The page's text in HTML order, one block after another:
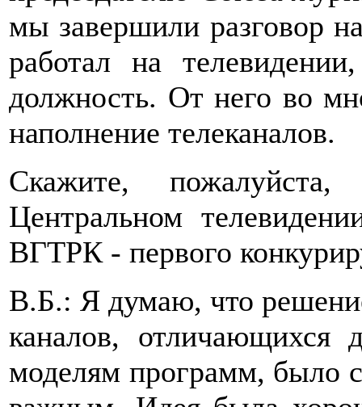
мы завершили разговор
работал на
должность. От него во
наполнение телеканалов.
Скажите,
Центральном
ВГТРК - первого
В.Б.: Я думаю, что
каналов, отличающихся
моделям программ, было